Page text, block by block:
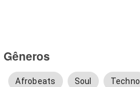
Gêneros
Afrobeats Soul Techno